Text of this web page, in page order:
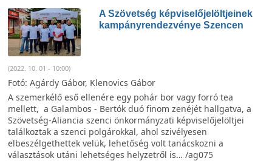
A Szövetség képviselőjelöltjeinek
kampányrendezvénye Szencen
(2022. 10. 01 - 10:00)
Fotó: Agárdy Gábor, Klenovics Gábor
A szemerkélő eső ellenére egy pohár bor vagy forró tea
mellett, a Galambos - Bertók duó finom zenéjét hallgatva, a
Szövetség-Aliancia szenci önkormányzati képviselőjelöltjei
találkoztak a szenci polgárokkal, ahol szivélyesen
elbeszélgethettek velük, lehetőség volt tanácskozni a
választások utáni lehetséges helyzetről is… /ag075